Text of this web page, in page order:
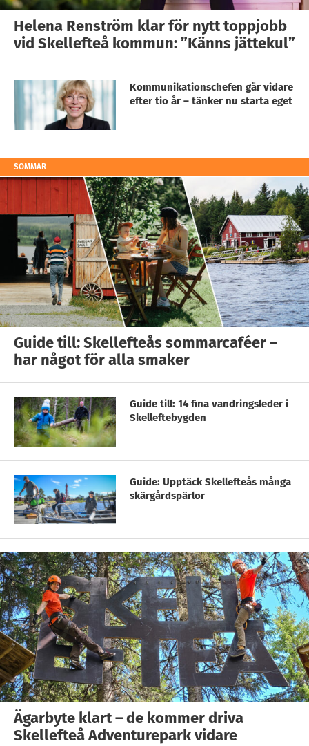
Helena Renström klar för nytt toppjobb
vid Skellefteå kommun: ”Känns jättekul”
Kommunikationschefen går vidare
efter tio år – tänker nu starta eget
SOMMAR
Guide till: Skellefteås sommarcaféer –
har något för alla smaker
Guide till: 14 fina vandringsleder i
Skelleftebygden
Guide: Upptäck Skellefteås många
skärgårdspärlor
Ägarbyte klart – de kommer driva
Skellefteå Adventurepark vidare